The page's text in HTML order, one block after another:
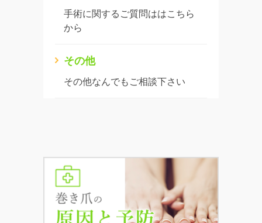
手術に関するご質問ははこちら
から
その他
その他なんでもご相談下さい